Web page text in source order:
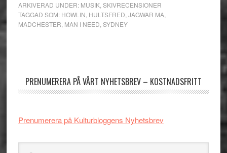
ARKIVERAD UNDER: MUSIK, SKIVRECENSIONER
TAGGAD SOM: HOWLIN HULTSFRED JAGWAR MA,
MADCHESTER MAN I NEED SYDNEY
PRENUMERERA PÅ VÅRT NYHETSBREV – KOSTNADSFRITT
Prenumerera på Kulturbloggens Nyhetsbrev